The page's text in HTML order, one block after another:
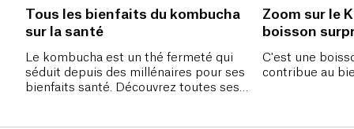
Tous les bienfaits du kombucha
sur la santé
Le kombucha est un thé fermeté qui
séduit depuis des millénaires pour ses
bienfaits santé. Découvrez toutes ses
Zoom sur le
boisson
C'est une
contribue au